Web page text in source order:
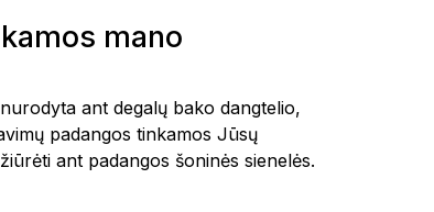
mano
ant degalų bako dangtelio,
padangos tinkamos Jūsų
ant padangos šoninės sienelės.